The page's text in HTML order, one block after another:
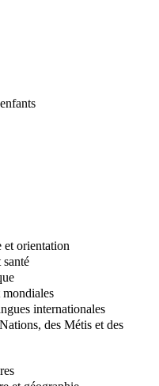
et orientation
mondiales
internationales
des Métis et des